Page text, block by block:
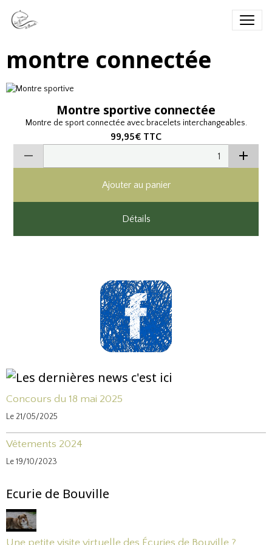
montre connectée
Montre sportive connectée
Montre de sport connectée avec bracelets interchangeables.
99,95€ TTC
Ajouter au panier
Détails
Concours du 18 mai 2025
Le 21/05/2025
Vêtements 2024
Le 19/10/2023
Ecurie de Bouville